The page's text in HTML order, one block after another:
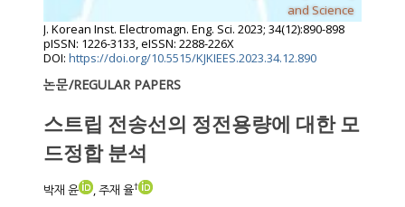
and Science
J. Korean Inst. Electromagn. Eng. Sci. 2023; 34(12):890-898
pISSN: 1226-3133, eISSN: 2288-226X
DOI: https://doi.org/10.5515/KJKIEES.2023.34.12.890
논문/REGULAR PAPERS
스트립 전송선의 정전용량에 대한 모
드정합 분석
박재 윤 , 주재 율†